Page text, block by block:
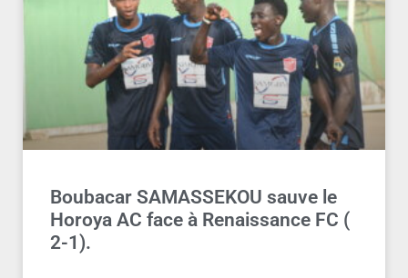
Boubacar SAMASSEKOU sauve le
Horoya AC face à Renaissance FC (
2-1).